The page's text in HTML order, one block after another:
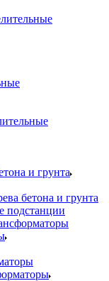
и грунта
бетона и грунта
подстанции